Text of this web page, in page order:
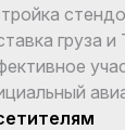
груза